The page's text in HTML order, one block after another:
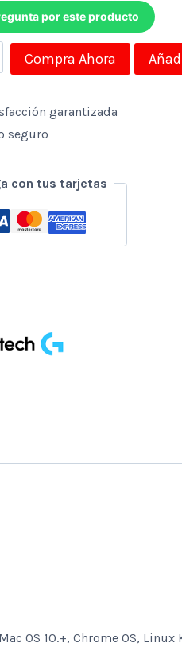
por este producto
Compra Ahora
garantizada
seguro
con tus tarjetas
OS 10.+, Chrome OS, Linux